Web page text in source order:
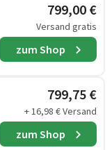
799,00 €
Versand gratis
zum Shop
799,75 €
+ 16,98 € Versand
zum Shop